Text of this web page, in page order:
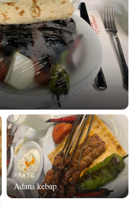
PRATO
Adana kebap